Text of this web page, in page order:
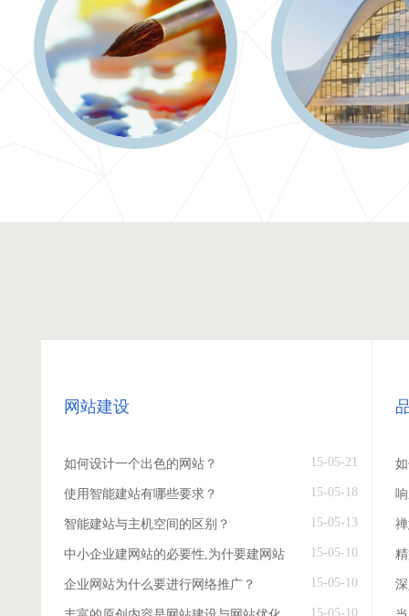
网站建设
如何设计一个出色的网站？ 15-05-21
使用智能建站有哪些要求？ 15-05-18
智能建站与主机空间的区别？ 15-05-13
中小企业建网站的必要性,为什要建网站 15-05-10
企业网站为什么要进行网络推广？ 15-05-10
15-05-10